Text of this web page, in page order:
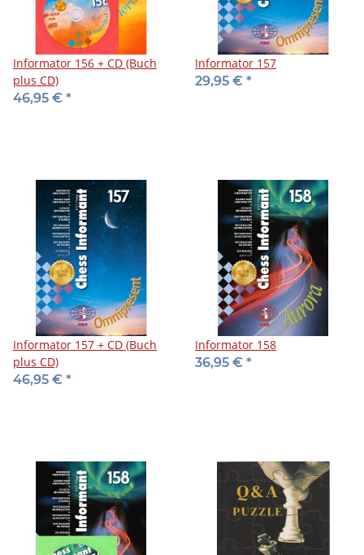
Informator 156 + CD (Buch
plus CD)
46,95 € *
Informator 157
29,95 € *
Informator 157 + CD (Buch
plus CD)
46,95 € *
Informator 158
36,95 € *